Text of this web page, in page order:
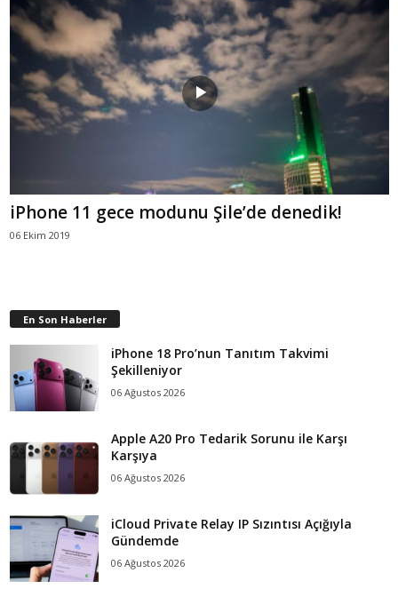
iPhone 11 gece modunu Şile’de denedik!
06 Ekim 2019
En Son Haberler
iPhone 18 Pro’nun Tanıtım Takvimi
Şekilleniyor
06 Ağustos 2026
Apple A20 Pro Tedarik Sorunu ile Karşı
Karşıya
06 Ağustos 2026
iCloud Private Relay IP Sızıntısı Açığıyla
Gündemde
06 Ağustos 2026